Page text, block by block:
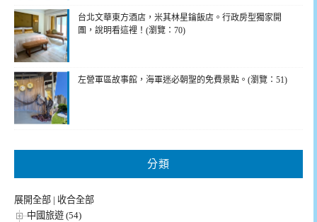
台北文華東方酒店，米其林星鑰飯店。行政房型獨家開
團，說明看這裡！(瀏覽：70)
左營軍區故事館，海軍迷必朝聖的免費景點。(瀏覽：51)
分類
展開全部 | 收合全部
中國旅遊 (54)